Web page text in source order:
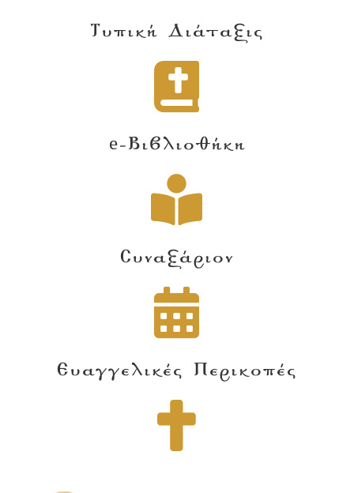
Τυπική Διάταξις
e-Βιβλιοθήκη
Συναξάριον
Ευαγγελικές Περικοπές